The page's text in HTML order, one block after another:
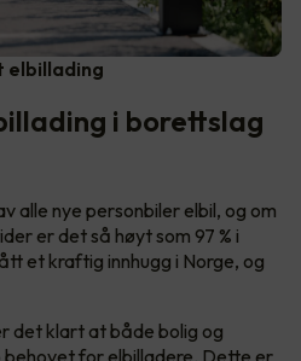
elbillading
i borettslag
alle nye personbiler elbil, og om
er det så høyt som 97 % i
et kraftig innhugg i Norge, og
det klart at både bolig og
behovet for elbilladere. Dette er